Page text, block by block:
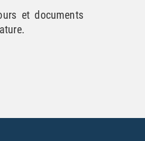
et documents